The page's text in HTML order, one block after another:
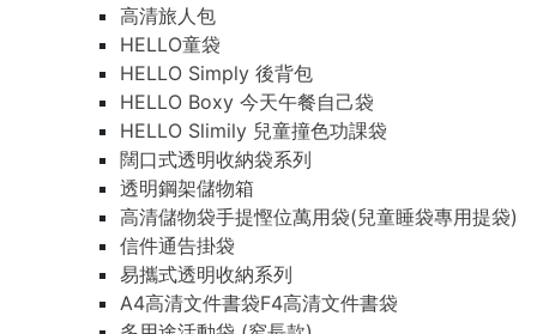
高清旅人包
HELLO童袋
HELLO Simply 後背包
HELLO Boxy 今天午餐自己袋
HELLO Slimily 兒童撞色功課袋
闊口式透明收納袋系列
透明鋼架儲物箱
高清儲物袋手提慳位萬用袋(兒童睡袋專用提袋)
信件通告掛袋
易攜式透明收納系列
A4高清文件書袋F4高清文件書袋